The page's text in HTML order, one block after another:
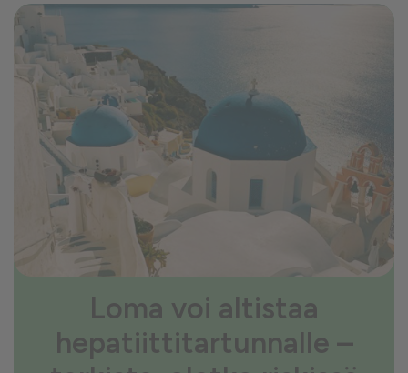
Loma voi altistaa
hepatiittitartunnalle –